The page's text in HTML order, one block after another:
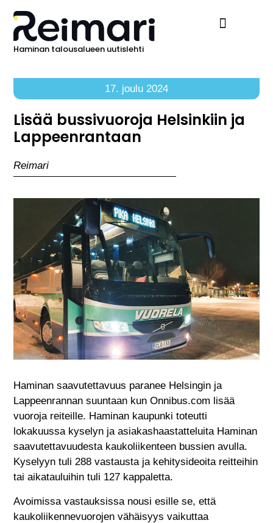
Haminan talousalueen uutislehti
17. joulu 2024
Lisää bussivuoroja Helsinkiin ja
Lappeenrantaan
Reimari
Haminan saavutettavuus paranee Helsingin ja
Lappeenrannan suuntaan kun Onnibus.com lisää
vuoroja reiteille. Haminan kaupunki toteutti
lokakuussa kyselyn ja asiakashaastatteluita Haminan
saavutettavuudesta kaukoliikenteen bussien avulla.
Kyselyyn tuli 288 vastausta ja kehitysideoita reitteihin
tai aikatauluihin tuli 127 kappaletta.
Avoimissa vastauksissa nousi esille se, että
kaukoliikennevuorojen vähäisyys vaikuttaa